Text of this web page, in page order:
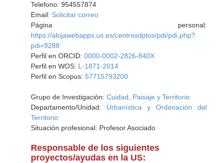
Telefono: 954557874
Email: Solicitar correo
Página personal:
https://alojawebapps.us.es/centrosdptos/pdi/pdi.php?
pdi=9288
Perfil en ORCID: 0000-0002-2826-840X
Perfil en WOS: L-1871-2014
Perfil en Scopus: 57715793200
Grupo de Investigación: Cuidad, Paisaje y Territorio
Departamento/Unidad: Urbanística y Ordenación del
Territorio
Situación profesional: Profesor Asociado
Responsable de los siguientes
proyectos/ayudas en la US: